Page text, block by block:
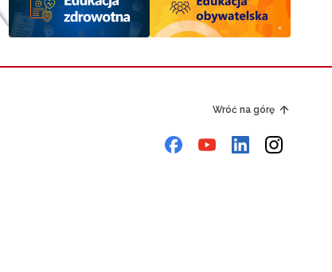
Wróć na górę